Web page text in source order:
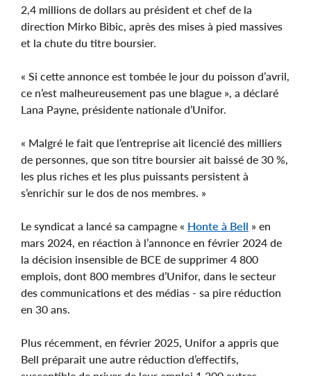
2,4 millions de dollars au président et chef de la
direction Mirko Bibic, après des mises à pied massives
et la chute du titre boursier.
« Si cette annonce est tombée le jour du poisson d’avril,
ce n’est malheureusement pas une blague », a déclaré
Lana Payne, présidente nationale d’Unifor.
« Malgré le fait que l’entreprise ait licencié des milliers
de personnes, que son titre boursier ait baissé de 30 %,
les plus riches et les plus puissants persistent à
s’enrichir sur le dos de nos membres. »
Le syndicat a lancé sa campagne « Honte à Bell » en
mars 2024, en réaction à l’annonce en février 2024 de
la décision insensible de BCE de supprimer 4 800
emplois, dont 800 membres d’Unifor, dans le secteur
des communications et des médias - sa pire réduction
en 30 ans.
Plus récemment, en février 2025, Unifor a appris que
Bell préparait une autre réduction d’effectifs,